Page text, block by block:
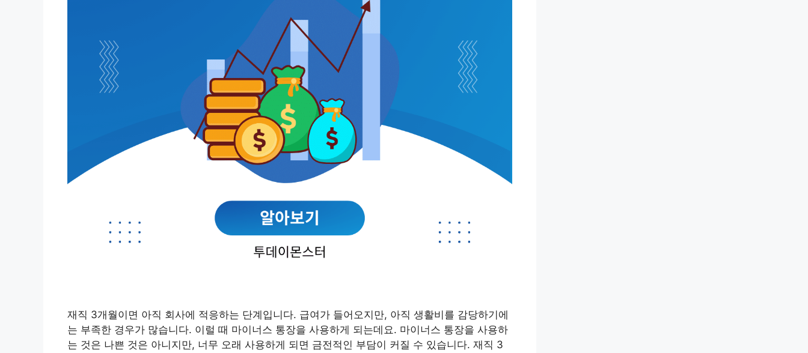
재직 3개월이면 아직 회사에 적응하는 단계입니다. 급여가 들어오지만, 아직 생활비를 감당하기에
는 부족한 경우가 많습니다. 이럴 때 마이너스 통장을 사용하게 되는데요. 마이너스 통장을 사용하
는 것은 나쁜 것은 아니지만, 너무 오래 사용하게 되면 금전적인 부담이 커질 수 있습니다. 재직 3